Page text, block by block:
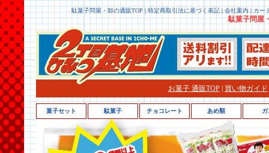
駄菓子問屋・卸の通販TOP | 特定商取引法に基づく表記 | 会社案内 | カー
駄菓子問屋
お菓子 通販TOP 買い物ガイド